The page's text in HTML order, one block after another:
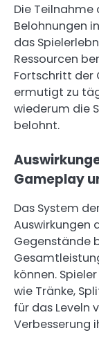
Die
Belohnungen
das
Ressourcen
Fortschritt der
ermutigt zu
wiederum die
belohnt.
Gameplay
Das System
Auswirkungen
Gegenstände
können.
wie Tränke,
für das Leveln
Verbesserung